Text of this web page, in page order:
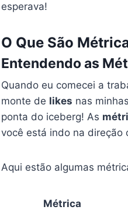
esperava!
O Que São
Entendendo as
Quando eu comecei a
monte de likes nas
ponta do iceberg! As
você está indo na direção
Aqui estão algumas
Métrica